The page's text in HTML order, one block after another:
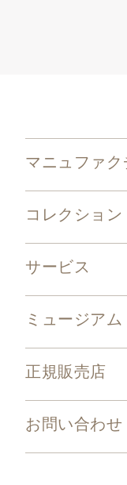
マニュファ
コレクション
サービス
ミュージアム
正規販売店
お問い合わせ